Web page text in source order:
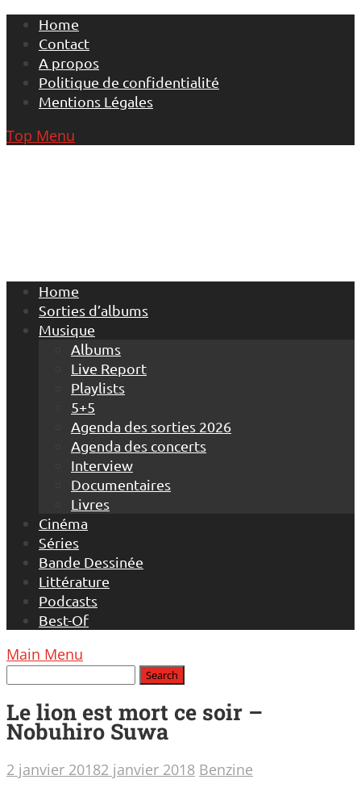
Skip
content
Home
Contact
A propos
Politique de confidentialité
Mentions Légales
Top Menu
Home
Sorties d’albums
Musique
Albums
Live Report
Playlists
5+5
Agenda des sorties 2026
Agenda des concerts
Interview
Documentaires
Livres
Cinéma
Séries
Bande Dessinée
Littérature
Podcasts
Best-Of
Main Menu
Le lion est mort ce soir –
Nobuhiro Suwa
2 janvier 20182 janvier 2018 Benzine